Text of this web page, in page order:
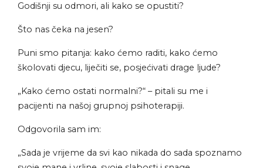
Godišnji su odmori, ali kako se opustiti?
Što nas čeka na jesen?
Puni smo pitanja: kako ćemo raditi, kako ćemo
školovati djecu, liječiti se, posjećivati drage ljude?
„Kako ćemo ostati normalni?“ – pitali su me i
pacijenti na našoj grupnoj psihoterapiji.
Odgovorila sam im:
„Sada je vrijeme da svi kao nikada do sada spoznamo